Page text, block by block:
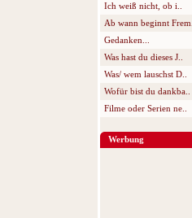
Ich weiß nicht, ob i..
Ab wann beginnt Frem..
Gedanken...
Was hast du dieses J..
Was/ wem lauschst D..
Wofür bist du dankba..
Filme oder Serien ne..
Werbung